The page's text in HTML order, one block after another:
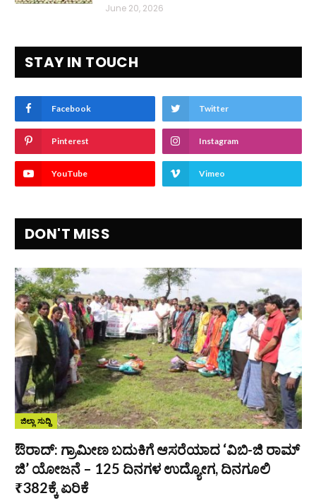
June 20, 2026
STAY IN TOUCH
Facebook Twitter
Pinterest Instagram
YouTube Vimeo
DON'T MISS
ಜಿಲ್ಲಾ ಸುದ್ದಿ
ಔರಾದ್: ಗ್ರಾಮೀಣ ಬದುಕಿಗೆ ಆಸರೆಯಾದ ‘ವಿಬಿ-ಜಿ ರಾಮ್
ಜಿ’ ಯೋಜನೆ – 125 ದಿನಗಳ ಉದ್ಯೋಗ, ದಿನಗೂಲಿ
₹382ಕ್ಕೆ ಏರಿಕೆ